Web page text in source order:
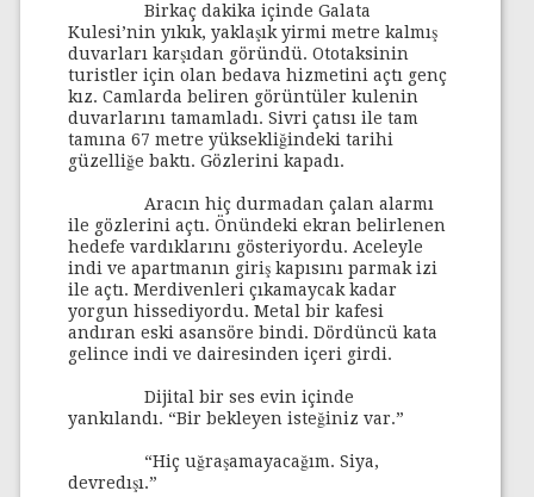
Birkaç dakika içinde Galata
Kulesi’nin yıkık, yaklaşık yirmi metre kalmış
duvarları karşıdan göründü. Ototaksinin
turistler için olan bedava hizmetini açtı genç
kız. Camlarda beliren görüntüler kulenin
duvarlarını tamamladı. Sivri çatısı ile tam
tamına 67 metre yüksekliğindeki tarihi
güzelliğe baktı. Gözlerini kapadı.
Aracın hiç durmadan çalan alarmı
ile gözlerini açtı. Önündeki ekran belirlenen
hedefe vardıklarını gösteriyordu. Aceleyle
indi ve apartmanın giriş kapısını parmak izi
ile açtı. Merdivenleri çıkamaycak kadar
yorgun hissediyordu. Metal bir kafesi
andıran eski asansöre bindi. Dördüncü kata
gelince indi ve dairesinden içeri girdi.
Dijital bir ses evin içinde
yankılandı. “Bir bekleyen isteğiniz var.”
“Hiç uğraşamayacağım. Siya,
devredışı.”